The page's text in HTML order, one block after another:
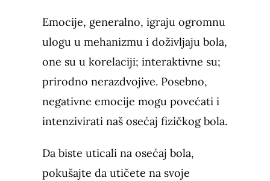
Emocije, generalno, igraju ogromnu
ulogu u mehanizmu i doživljaju bola,
one su u korelaciji; interaktivne su;
prirodno nerazdvojive. Posebno,
negativne emocije mogu povećati i
intenzivirati naš osećaj fizičkog bola.
Da biste uticali na osećaj bola,
pokušajte da utičete na svoje